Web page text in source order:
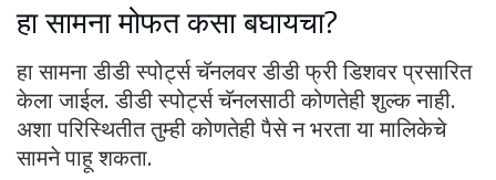
हा सामना मोफत कसा बघायचा?
हा सामना डीडी स्पोर्ट्स चॅनलवर डीडी फ्री डिशवर प्रसारित
केला जाईल. डीडी स्पोर्ट्स चॅनलसाठी कोणतेही शुल्क नाही.
अशा परिस्थितीत तुम्ही कोणतेही पैसे न भरता या मालिकेचे
सामने पाहू शकता.